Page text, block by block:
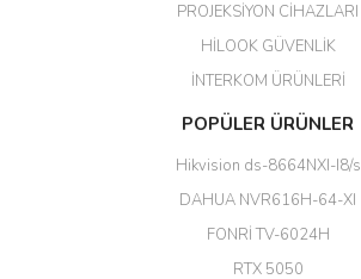
Erdal Cingöz | 07/02/2026
Başarılı. Bu vasıfta bir ürünü bu
kadar uygun fiyata bulabilmek
büyük şans. Güvenliticaret
(HIKVISION DS-3E0326P-E/M(B)
PROJEKSİYON CİHAZLARI
HİLOOK GÜVENLİK
İNTERKOM ÜRÜNLERİ
POPÜLER ÜRÜNLER
Hikvision ds-8664NXI-I8/s
DAHUA NVR616H-64-XI
FONRİ TV-6024H
RTX 5050